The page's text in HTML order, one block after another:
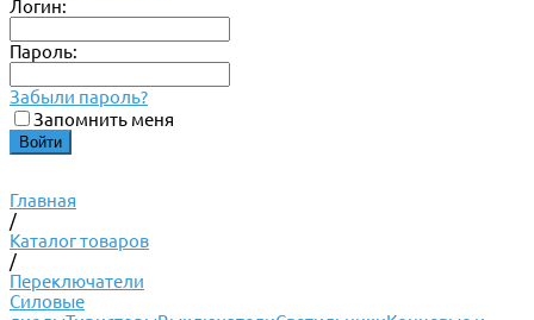
Логин:
Пароль:
Забыли пароль?
Запомнить меня
Главная
/
Каталог товаров
/
Переключатели
Силовые